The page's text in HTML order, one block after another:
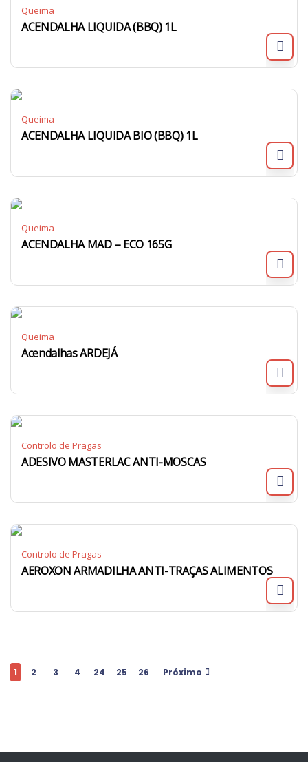
Queima
ACENDALHA LIQUIDA (BBQ) 1L
Queima
ACENDALHA LIQUIDA BIO (BBQ) 1L
Queima
ACENDALHA MAD – ECO 165G
Queima
Acendalhas ARDEJÁ
Controlo de Pragas
ADESIVO MASTERLAC ANTI-MOSCAS
Controlo de Pragas
AEROXON ARMADILHA ANTI-TRAÇAS ALIMENTOS
1 2 3 4 24 25 26 Próximo